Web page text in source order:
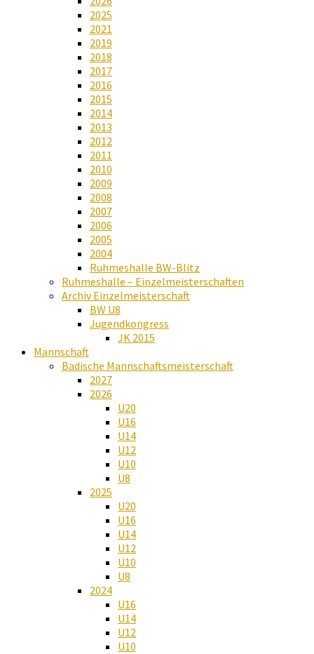
2025
2021
2019
2018
2017
2016
2015
2014
2013
2012
2011
2010
2009
2008
2007
2006
2005
2004
Ruhmeshalle BW-Blitz
Ruhmeshalle – Einzelmeisterschaften
Archiv Einzelmeisterschaft
BW U8
Jugendkongress
JK 2015
Mannschaft
Badische Mannschaftsmeisterschaft
2027
2026
U20
U16
U14
U12
U10
U8
2025
U20
U16
U14
U12
U10
U8
2024
U16
U14
U12
U10